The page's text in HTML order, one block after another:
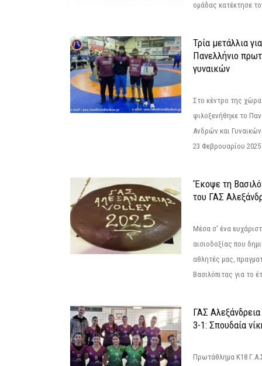
ομάδας κατέκτησε
Τρία μετάλλια
Πανελλήνιο
γυναικών
Στο κέντρο της
φιλοξενήθηκε το
Ανδρών και
23 Φεβρουαρίου
‘Εκοψε τη
του ΓΑΣ
Μέσα σ' ένα
αισιοδοξίας που
αθλητές μας,
Βασιλόπιτας για το
ΓΑΣ
3-1: Σπουδαία
Πρωτάθλημα Κ18